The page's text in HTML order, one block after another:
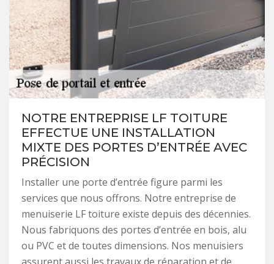
NOTRE ENTREPRISE LF TOITURE
EFFECTUE UNE INSTALLATION
MIXTE DES PORTES D’ENTRÉE AVEC
PRÉCISION
Installer une porte d’entrée figure parmi les
services que nous offrons. Notre entreprise de
menuiserie LF toiture existe depuis des décennies.
Nous fabriquons des portes d’entrée en bois, alu
ou PVC et de toutes dimensions. Nos menuisiers